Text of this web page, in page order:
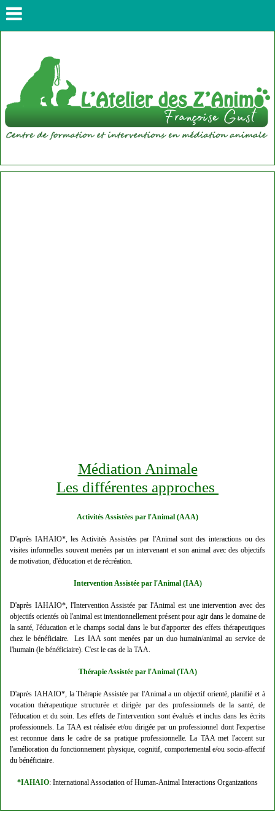
Médiation Animale
Les différentes approches
Activités Assistées par l'Animal (AAA)
D'après IAHAIO*, les Activités Assistées par l'Animal sont des interactions ou des
visites informelles souvent menées par un intervenant et son animal avec des objectifs
de motivation, d'éducation et de récréation.
Intervention Assistée par l'Animal(IAA)
D'après IAHAIO*, l'Intervention Assistée par l'Animal est une intervention avec des
objectifs orientés où l'animal est intentionnellement présent pour agir dans le domaine de
la santé, l'éducation et le champs social dans le but d'apporter des effets thérapeutiques
chez le bénéficiaire. Les IAA sont menées par un duo humain/animal au service de
l'humain (le bénéficiaire). C'est le cas de la TAA.
ThérapieAssistée par l'Animal(TAA)
D'après IAHAIO*, la Thérapie Assistée par l'Animal a un objectif orienté, planifié et à
vocation thérapeutique structurée et dirigée par des professionnels de la santé, de
l'éducation et du soin. Les effets de l'intervention sont évalués et inclus dans les écrits
professionnels. La TAA est réalisée et/ou dirigée par un professionnel dont l'expertise
est reconnue dans le cadre de sa pratique professionnelle. La TAA met l'accent sur
l'amélioration du fonctionnement physique, cognitif, comportemental e/ou socio-affectif
du bénéficiaire.
*IAHAIO: International Association of Human-Animal Interactions Organizations